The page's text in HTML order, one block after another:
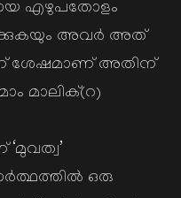
എഴുപതോളം
അവര്‍ അത്
ശേഷമാണ് അതിന്
മാലിക്(റ)
‘മുവത്വ’
ഒരു